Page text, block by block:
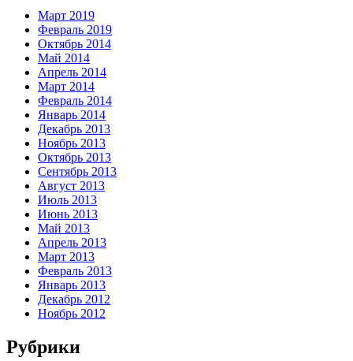
Март 2019
Февраль 2019
Октябрь 2014
Май 2014
Апрель 2014
Март 2014
Февраль 2014
Январь 2014
Декабрь 2013
Ноябрь 2013
Октябрь 2013
Сентябрь 2013
Август 2013
Июль 2013
Июнь 2013
Май 2013
Апрель 2013
Март 2013
Февраль 2013
Январь 2013
Декабрь 2012
Ноябрь 2012
Рубрики